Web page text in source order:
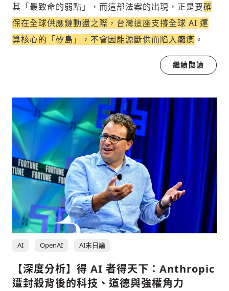
其「最致命的弱點」，而這部法案的出現，正是要確
保在全球供應鏈動盪之際，台灣這座支撐全球 AI 運
算核心的「矽島」，不會因能源斷供而陷入癱瘓 。
繼續閱讀
AI OpenAI AI末日論
【深度分析】得 AI 者得天下：Anthropic
遭封殺背後的科技、道德與強權角力